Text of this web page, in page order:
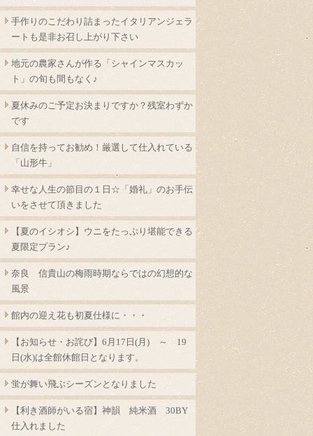
手作りのこだわり詰まったイタリアンジェラ
ートも是非お召し上がり下さい
地元の農家さんが作る「シャインマスカッ
ト」の旬も間もなく♪
夏休みのご予定お決まりですか？残室わずか
です
自信を持ってお勧め！厳選して仕入れている
「山形牛」
幸せな人生の節目の１日☆「婚礼」のお手伝
いをさせて頂きました
【夏のイシオシ】ウニをたっぷり堪能できる
夏限定プラン♪
奈良 信貴山の梅雨時期ならではの幻想的な
風景
館内の迎え花も初夏仕様に・・・
【お知らせ・お詫び】6月17日(月) ～ 19
日(水)は全館休館日となります。
蛍が舞い飛ぶシーズンとなりました
【利き酒師がいる宿】神韻 純米酒 30BY
仕入れました